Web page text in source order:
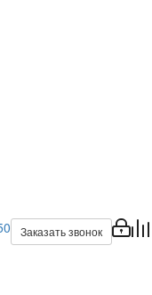
Заказать звонок